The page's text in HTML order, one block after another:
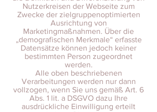
Nutzerkreisen der Webseite zum
Zwecke der zielgruppenoptimierten
Ausrichtung von
Marketingmaßnahmen. Über die
„demografischen Merkmale“ erfasste
Datensätze können jedoch keiner
bestimmten Person zugeordnet
werden.
Alle oben beschriebenen
Verarbeitungen werden nur dann
vollzogen, wenn Sie uns gemäß Art. 6
Abs. 1 lit. a DSGVO dazu Ihre
ausdrückliche Einwilligung erteilt